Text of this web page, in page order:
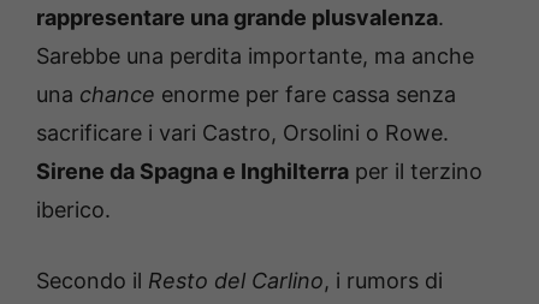
rappresentare una grande plusvalenza.
Sarebbe una perdita importante, ma anche
una chance enorme per fare cassa senza
sacrificare i vari Castro, Orsolini o Rowe.
Sirene da Spagna e Inghilterra per il terzino
iberico.
Secondo il Resto del Carlino, i rumors di